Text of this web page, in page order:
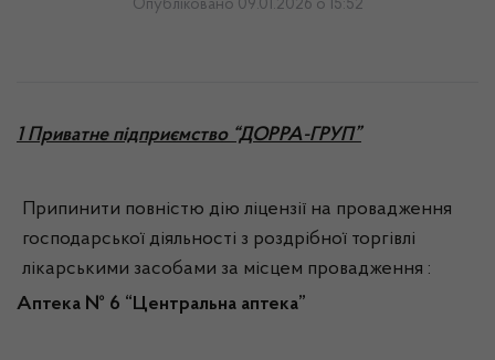
Опубліковано 09.01.2026 о 15:52
1 Приватне підприємство “ДОРРА-ГРУП”
Припинити повністю дію ліцензії на провадження
господарської діяльності з роздрібної торгівлі
лікарськими засобами за місцем провадження :
Аптека № 6 “Центральна аптека”